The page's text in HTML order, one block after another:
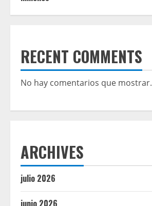
RECENT COMMENTS
No hay comentarios que mostrar.
ARCHIVES
julio 2026
junio 2026